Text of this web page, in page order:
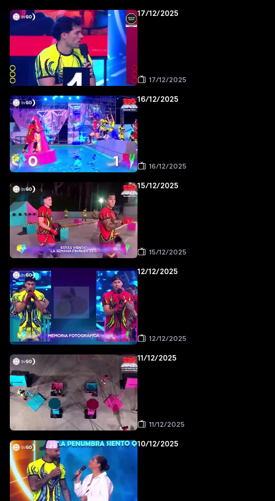
17/12/2025
17/12/2025
16/12/2025
16/12/2025
15/12/2025
15/12/2025
12/12/2025
12/12/2025
11/12/2025
11/12/2025
10/12/2025